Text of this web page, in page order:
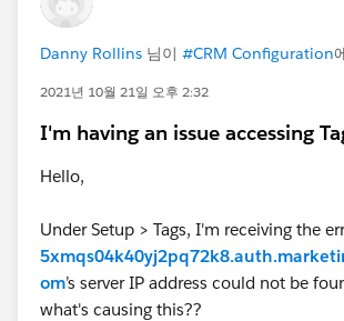
Danny Rollins 님이 #CRM Configuration
2021년 10월 21일 오후 2:32
I'm having an issue accessing
Hello,
Under Setup > Tags, I'm receiving the
om’s server IP address could not be
what's causing this??